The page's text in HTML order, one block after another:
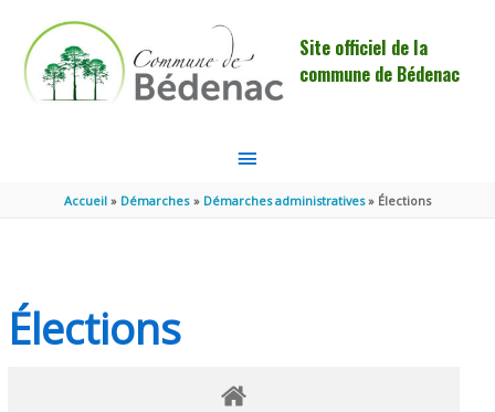
Site officiel de la
commune de Bédenac
MENU
PRINCIPAL
Accueil Démarches Démarches administratives Élections
Élections